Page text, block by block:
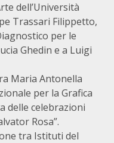
dell’Università
Trassari Filippetto,
per le
Ghedin e a Luigi
Maria Antonella
per la Grafica
delle celebrazioni
Rosa”.
tra Istituti del